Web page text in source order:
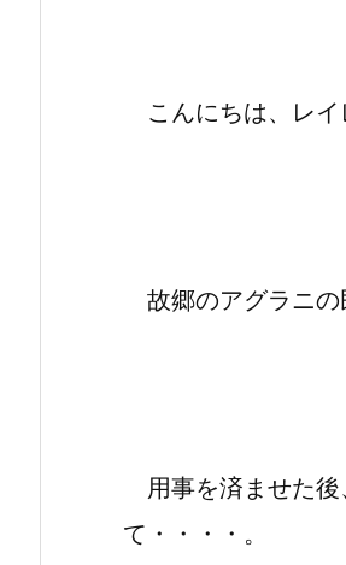
こんにちは、レイ
故郷のアグラニの
用事を済ませた後
て・・・・。